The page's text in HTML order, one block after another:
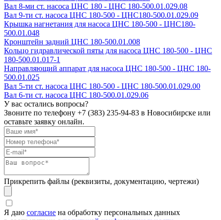
Вал 8-ми ст. насоса ЦНС 180 - ЦНС 180-500.01.029.08
Вал 9-ти ст. насоса ЦНС 180-500 - ЦНС180-500.01.029.09
Крышка нагнетания для насоса ЦНС 180-500 - ЦНС180-
500.01.048
Кронштейн задний ЦНС 180-500.01.008
Кольцо гидравлической пяты для насоса ЦНС 180-500 - ЦНС
180-500.01.017-1
Направляющий аппарат для насоса ЦНС 180-500 - ЦНС 180-
500.01.025
Вал 5-ти ст. насоса ЦНС 180-500 - ЦНС 180-500.01.029.00
Вал 6-ти ст. насоса ЦНС 180-500.01.029.06
У вас остались вопросы?
Звоните по телефону +7 (383) 235-94-83 в Новосибирске или
оставьте заявку онлайн.
Прикрепить файлы (реквизиты, документацию, чертежи)
Я даю согласие на обработку персональных данных